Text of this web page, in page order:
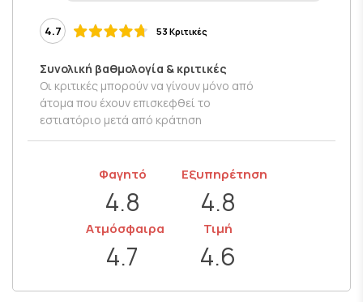
4.7 53 Κριτικές
Συνολική βαθμολογία & κριτικές
Οι κριτικές μπορούν να γίνουν μόνο από
άτομα που έχουν επισκεφθεί το
εστιατόριο μετά από κράτηση
Φαγητό
4.8
Εξυπηρέτηση
4.8
Ατμόσφαιρα
4.7
Τιμή
4.6